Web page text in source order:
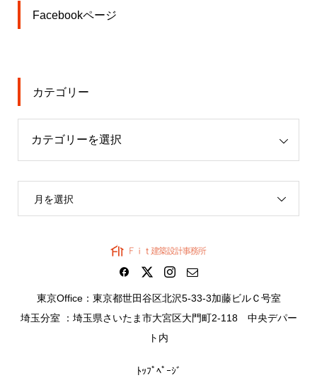
Facebookページ
カテゴリー
月を選択
東京Office：東京都世田谷区北沢5-33-3加藤ビルＣ号室
埼玉分室 ：埼玉県さいたま市大宮区大門町2-118 中央デパー
ト内
ﾄｯﾌﾟﾍﾟｰｼﾞ